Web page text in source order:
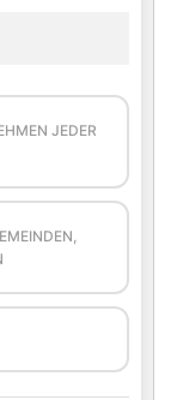
JEDER